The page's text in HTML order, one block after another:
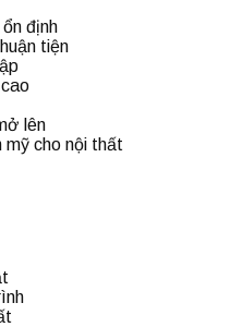
định
tiện
lên
mỹ cho nội thất